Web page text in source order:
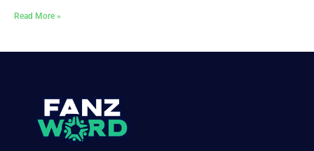
Read More »